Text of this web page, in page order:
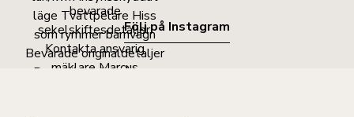
Följ på Instagram